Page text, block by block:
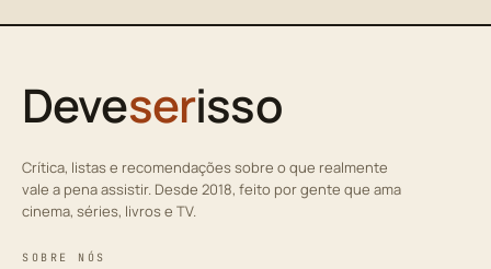
Deveserisso
Crítica, listas e recomendações sobre o que realmente
vale a pena assistir. Desde 2018, feito por gente que ama
cinema, séries, livros e TV.
SOBRE NÓS